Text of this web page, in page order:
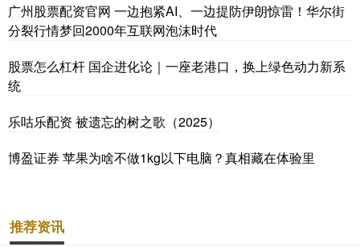
广州股票配资官网 一边抱紧AI、一边提防伊朗惊雷！华尔街
分裂行情梦回2000年互联网泡沫时代
股票怎么杠杆 国企进化论｜一座老港口，换上绿色动力新系
统
乐咕乐配资 被遗忘的树之歌（2025）
博盈证券 苹果为啥不做1kg以下电脑？真相藏在体验里
推荐资讯